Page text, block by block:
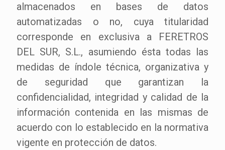
almacenados en bases de datos
automatizadas o no, cuya titularidad
corresponde en exclusiva a FERETROS
DEL SUR, S.L., asumiendo ésta todas las
medidas de índole técnica, organizativa y
de seguridad que garantizan la
confidencialidad, integridad y calidad de la
información contenida en las mismas de
acuerdo con lo establecido en la normativa
vigente en protección de datos.